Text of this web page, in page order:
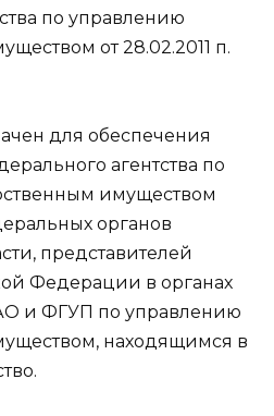
по управлению
от 28.02.2011 п.
для обеспечения
агентства по
имуществом
органов
представителей
Федерации в органах
и ФГУП по управлению
находящимся в